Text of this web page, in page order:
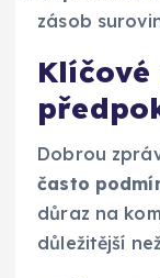
zásob
Dobrou
často
důraz na
důležitější